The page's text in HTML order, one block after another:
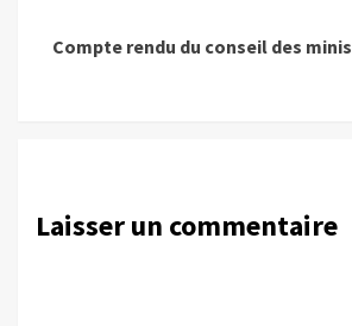
Compte rendu du conseil des
Laisser un commentaire